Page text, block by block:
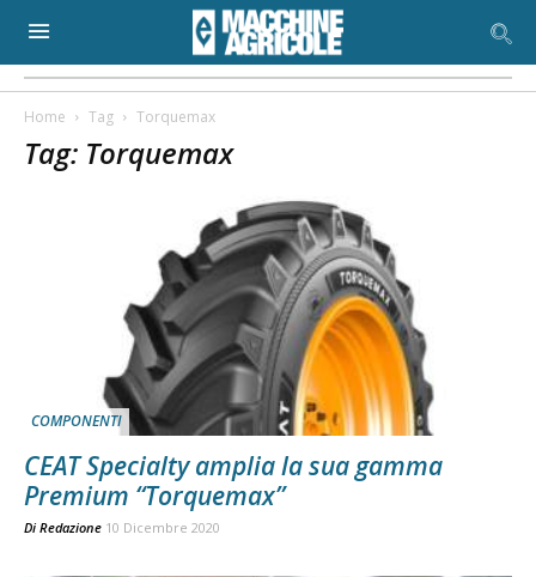
Home Tag Torquemax
Tag: Torquemax
COMPONENTI
CEAT Specialty amplia la sua gamma
Premium “Torquemax”
Di Redazione 10 Dicembre 2020